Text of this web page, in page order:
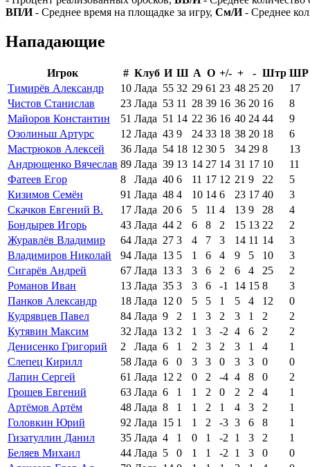
ВП/И- Среднее время на площадке за игру, См/И- Среднее
Нападающие
Игрок # Клуб И Ш А О +/- + - Штр ШР
Тимирёв Александр
10 Лада 55 32 29 61 23 48 25 20
17
Чистов Станислав
23 Лада 53 11 28 39 16 36 20 16
8
Майоров Константин
51 Лада 51 14 22 36 16 40 24 44
9
Озолиньш Артурс
12 Лада 43 9 24 33 18 38 20 18
6
Мастрюков Алексей
36 Лада 54 18 12 30 5 34 29 8
13
Андрющенко Вячеслав 89 Лада 39 13 14 27 14 31 17 10
11
Фатеев Егор
8 Лада 40 6 11 17 12 21 9 22
5
Кизимов Семён
91 Лада 48 4 10 14 6 23 17 40
3
Скачков Евгений В.
17 Лада 20 6 5 11 4 13 9 28
4
Бондырев Игорь
43 Лада 44 2 6 8 2 15 13 22
2
Журавлёв Владимир
64 Лада 27 3 4 7 3 14 11 14
3
Владимиров Николай
94 Лада 13 5 1 6 4 9 5 10
3
Сигарёв Андрей
67 Лада 13 3 3 6 2 6 4 25
2
Романов Иван
13 Лада 35 3 3 6 -1 14 15 8
3
Панков Александр
18 Лада 12 0 5 5 1 5 4 12
0
Кудрявцев Павел
84 Лада 9 2 1 3 2 3 1 2
2
Кутявин Максим
32 Лада 13 2 1 3 -2 4 6 2
2
Денисенко Григорий
2 Лада 6 1 2 3 2 3 1 4
1
Слепец Кирилл
58 Лада 6 0 3 3 0 3 3 0
0
Лапин Сергей
61 Лада 12 2 0 2 -4 4 8 0
2
Грошев Евгений
63 Лада 6 1 1 2 0 2 2 4
1
Артёмов Артём
48 Лада 8 1 1 2 1 4 3 2
1
Головкин Юрий
92 Лада 15 1 1 2 -3 3 6 8
1
Гизатуллин Данил
35 Лада 4 1 0 1 -2 1 3 2
1
Беляев Михаил
44 Лада 5 0 1 1 -2 1 3 0
0